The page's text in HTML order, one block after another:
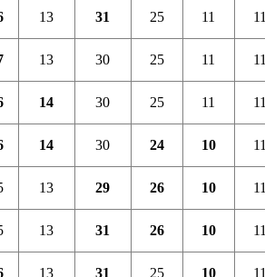
13 31 25 11
13 30 25 11
14 30 25 11
14 30 24 10
13 29 26 10
13 31 26 10
13 31 25 10